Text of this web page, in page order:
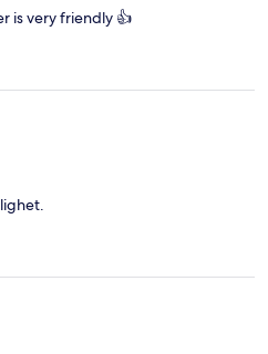
is very friendly 👍